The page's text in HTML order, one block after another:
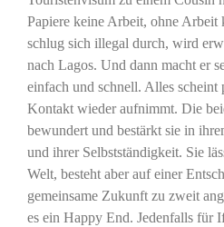
Papiere keine Arbeit, ohne
schlug sich illegal durch, wird
nach Lagos. Und dann macht er
einfach und schnell. Alles scheint
Kontakt wieder aufnimmt. Die
bewundert und bestärkt sie in
und ihrer Selbstständigkeit. Sie
Welt, besteht aber auf einer
gemeinsame Zukunft zu zweit
es ein Happy End. Jedenfalls für